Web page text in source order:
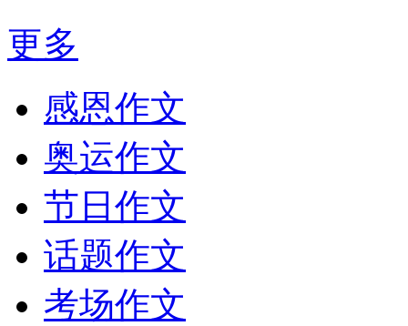
更多
感恩作文
奥运作文
节日作文
话题作文
考场作文